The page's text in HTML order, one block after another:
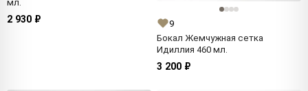
мл.
2 930 ₽
9
Бокал Жемчужная сетка
Идиллия 460 мл.
3 200 ₽